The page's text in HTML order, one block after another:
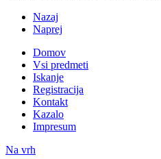
Nazaj
Naprej
Domov
Vsi predmeti
Iskanje
Registracija
Kontakt
Kazalo
Impresum
Na vrh